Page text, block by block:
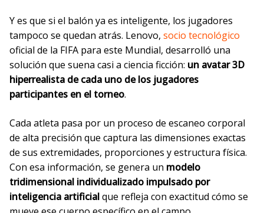
Y es que si el balón ya es inteligente, los jugadores
tampoco se quedan atrás. Lenovo, socio tecnológico
oficial de la FIFA para este Mundial, desarrolló una
solución que suena casi a ciencia ficción: un avatar 3D
hiperrealista de cada uno de los jugadores
participantes en el torneo.
Cada atleta pasa por un proceso de escaneo corporal
de alta precisión que captura las dimensiones exactas
de sus extremidades, proporciones y estructura física.
Con esa información, se genera un modelo
tridimensional individualizado impulsado por
inteligencia artificialque refleja con exactitud cómo se